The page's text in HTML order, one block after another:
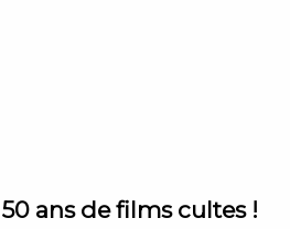
ans de films cultes !